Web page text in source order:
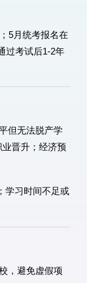
5月统考报名在
过考试后1-2年
但无法脱产学
晋升；经济预
学习时间不足或
，避免虚假项